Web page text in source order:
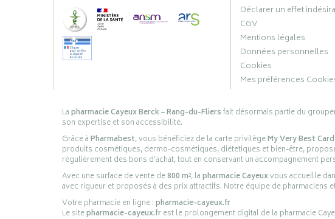
Déclarer un effet
CGV
Mentions légales
Données personnelles
Cookies
Mes préférences
Lapharmacie Cayeux Berck – Rang-du-Fliersfait désormais partie du
son expertise et son accessibilité.
Grâce àPharmabest, vous bénéficiez de la carte privilègeMy Very Best Card
produits cosmétiques, dermo-cosmétiques, diététiques et bien-être,
régulièrement des bons d’achat, tout en conservant un accompagnement
Avec une surface de vente de800 m², lapharmacie Cayeuxvous accueille
avec rigueur et proposés à des prix attractifs. Notre équipe de
Votre pharmacie en ligne :pharmacie-cayeux.fr
Le sitepharmacie-cayeux.frest le prolongement digital de la pharmacie